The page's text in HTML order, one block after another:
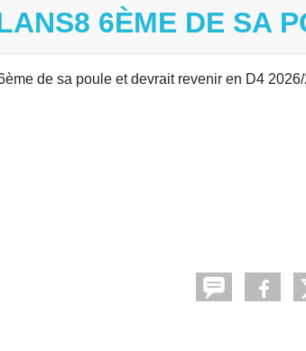
6ÈME DE SA
de sa poule et devrait revenir en D4 2026/